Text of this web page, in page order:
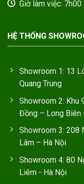
Giờ làm việc:
HỆ THỐNG
Showroom 1: 13
Quang Trung
Showroom 2: Khu
Đồng – Long Biên
Showroom 3: 208
Lâm – Hà Nội
Showroom 4: 80
Liêm - Hà Nội